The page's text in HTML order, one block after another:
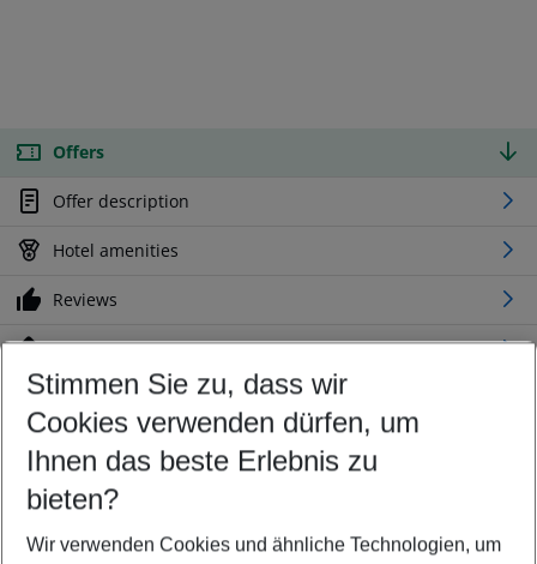
Offers
Offer description
Hotel amenities
Reviews
Location
Customize your offer
Find the perfect deal which suits your best
Your departure airport
Any airport
Select your date range
Stimmen Sie zu, dass wir
Cookies verwenden dürfen, um
Ihnen das beste Erlebnis zu
bieten?
Wir verwenden Cookies und ähnliche Technologien, um